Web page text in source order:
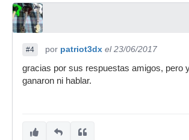
#4 por patriot3dx el 23/06/2017
gracias por sus respuestas amigos, pero
ganaron ni hablar.